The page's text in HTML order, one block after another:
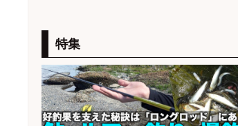
補募集
酒場あらかぶ 酒場あらかぶ
sponsored by 求人ボックス
精肉・青果・鮮魚販売/お魚のカッ
特集